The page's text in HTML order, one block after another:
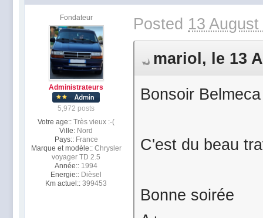
Fondateur
Administrateurs
5,972 posts
Votre age:: Très vieux :-(
Ville: Nord
Pays:: France
Marque et modèle:: Chrysler
voyager TD 2.5
Année:: 1994
Energie:: Dièsel
Km actuel:: 399453
Posted 13
mariol, le 13
Bonsoir Belmeca
C'est du beau
Bonne soirée